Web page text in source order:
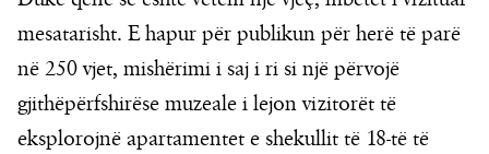
mesatarisht. E hapur për publikun për herë të parë
në 250 vjet, mishërimi i saj i ri si një përvojë
gjithëpërfshirëse muzeale i lejon vizitorët të
eksplorojnë apartamentet e shekullit të 18-të të